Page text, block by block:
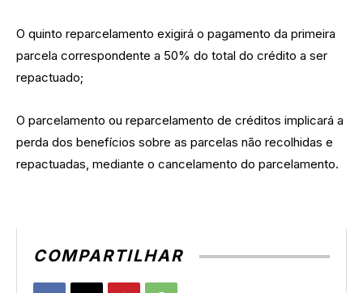
O quinto reparcelamento exigirá o pagamento da primeira
parcela correspondente a 50% do total do crédito a ser
repactuado;
O parcelamento ou reparcelamento de créditos implicará a
perda dos benefícios sobre as parcelas não recolhidas e
repactuadas, mediante o cancelamento do parcelamento.
COMPARTILHAR